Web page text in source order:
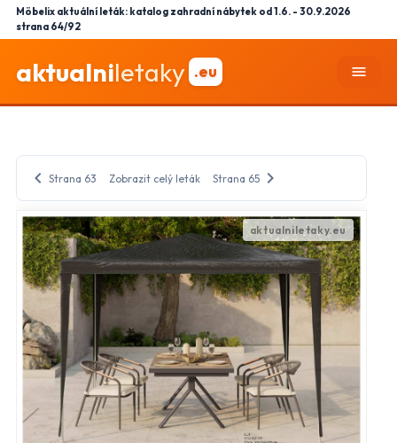
Möbelix aktuální leták: katalog zahradní nábytek od 1.6. - 30.9.2026
strana 64/92
aktualniletaky .eu menu
chevron_left Strana 63 Zobrazit celý leták Strana 65chevron_right
close
mail_outline Nastavení odběru letáků
Vyberte obchody, jejichž letáky chcete dostávat do e-
mailu.
Hlavní hypermarkety a supermarkety